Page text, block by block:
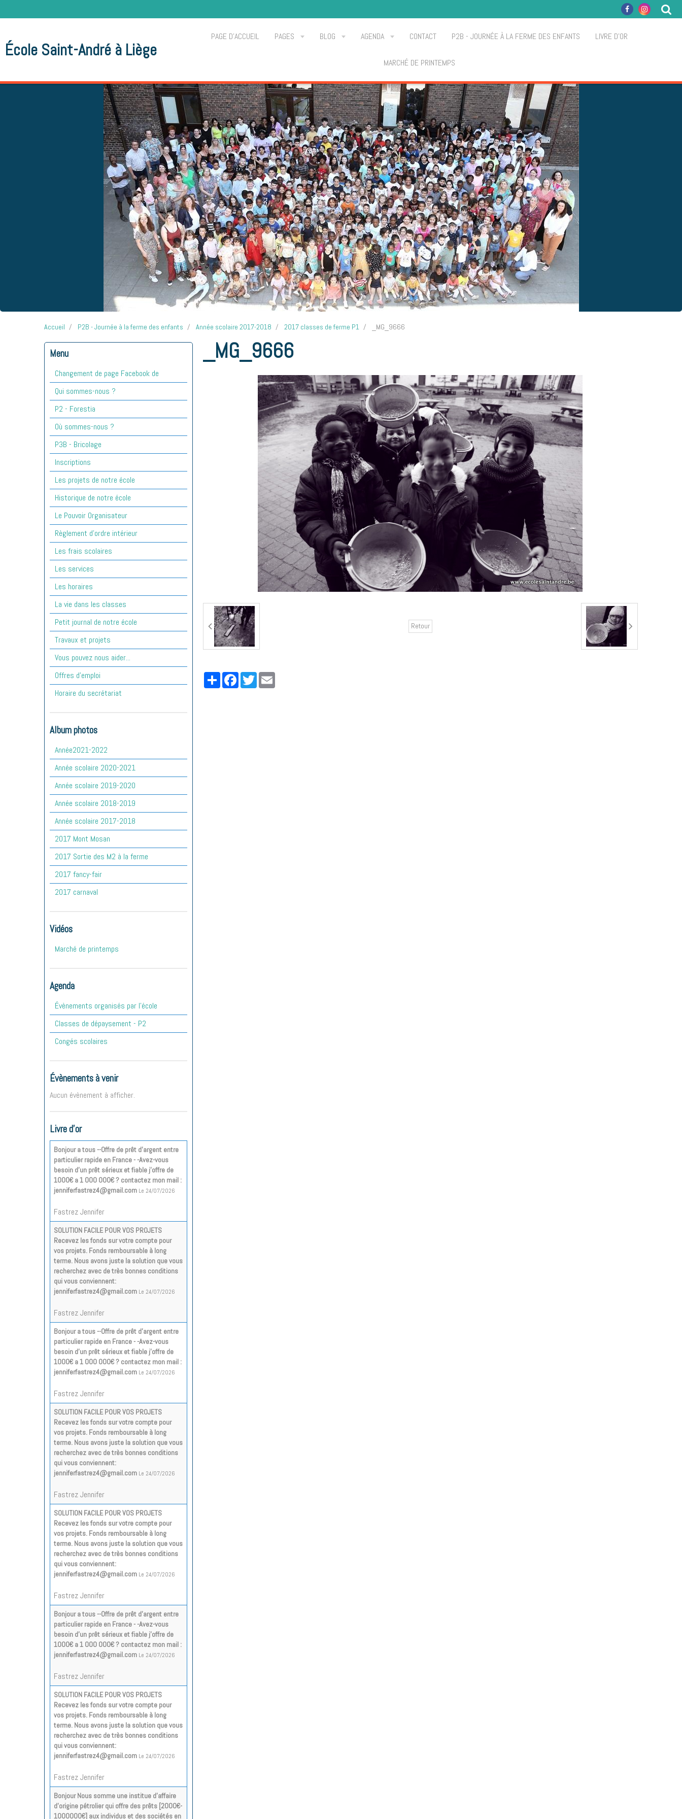
École Saint-André à Liège
PAGE D'ACCUEIL PAGES BLOG AGENDA CONTACT P2B - JOURNÉE À LA FERME DES ENFANTS LIVRE D'OR
MARCHÉ DE PRINTEMPS
Accueil P2B - Journée à la ferme des enfants Année scolaire 2017-2018 2017 classes de ferme P1 _MG_9666
_MG_9666
Retour
PartagerFacebook
TwitterEmail
Menu
Changement de page Facebook de
Qui sommes-nous ?
P2 - Forestia
Où sommes-nous ?
P3B - Bricolage
Inscriptions
Les projets de notre école
Historique de notre école
Le Pouvoir Organisateur
Règlement d'ordre intérieur
Les frais scolaires
Les services
Les horaires
La vie dans les classes
Petit journal de notre école
Travaux et projets
Vous pouvez nous aider...
Offres d'emploi
Horaire du secrétariat
Album photos
Année2021-2022
Année scolaire 2020-2021
Année scolaire 2019-2020
Année scolaire 2018-2019
Année scolaire 2017-2018
2017 Mont Mosan
2017 Sortie des M2 à la ferme
2017 fancy-fair
2017 carnaval
Vidéos
Marché de printemps
Agenda
Évènements organisés par l'école
Classes de dépaysement - P2
Congés scolaires
Évènements à venir
Aucun évènement à afficher.
Livre d'or
Bonjour a tous --Offre de prêt d'argent entre
particulier rapide en France - -Avez-vous
besoin d'un prêt sérieux et fiable j'offre de
1000€ a 1 000 000€ ? contactez mon mail :
jenniferfastrez4@gmail.com Le 24/07/2026
Fastrez Jennifer
SOLUTION FACILE POUR VOS PROJETS
Recevez les fonds sur votre compte pour
vos projets. Fonds remboursable à long
terme. Nous avons juste la solution que vous
recherchez avec de très bonnes conditions
qui vous conviennent:
jenniferfastrez4@gmail.com Le 24/07/2026
Fastrez Jennifer
Bonjour a tous --Offre de prêt d'argent entre
particulier rapide en France - -Avez-vous
besoin d'un prêt sérieux et fiable j'offre de
1000€ a 1 000 000€ ? contactez mon mail :
jenniferfastrez4@gmail.com Le 24/07/2026
Fastrez Jennifer
SOLUTION FACILE POUR VOS PROJETS
Recevez les fonds sur votre compte pour
vos projets. Fonds remboursable à long
terme. Nous avons juste la solution que vous
recherchez avec de très bonnes conditions
qui vous conviennent:
jenniferfastrez4@gmail.com Le 24/07/2026
Fastrez Jennifer
SOLUTION FACILE POUR VOS PROJETS
Recevez les fonds sur votre compte pour
vos projets. Fonds remboursable à long
terme. Nous avons juste la solution que vous
recherchez avec de très bonnes conditions
qui vous conviennent:
jenniferfastrez4@gmail.com Le 24/07/2026
Fastrez Jennifer
Bonjour a tous --Offre de prêt d'argent entre
particulier rapide en France - -Avez-vous
besoin d'un prêt sérieux et fiable j'offre de
1000€ a 1 000 000€ ? contactez mon mail :
jenniferfastrez4@gmail.com Le 24/07/2026
Fastrez Jennifer
SOLUTION FACILE POUR VOS PROJETS
Recevez les fonds sur votre compte pour
vos projets. Fonds remboursable à long
terme. Nous avons juste la solution que vous
recherchez avec de très bonnes conditions
qui vous conviennent:
jenniferfastrez4@gmail.com Le 24/07/2026
Fastrez Jennifer
Bonjour Nous somme une institue d’affaire
d’origine pétrolier qui offre des prêts [2000€-
1000000€] aux individus et des sociétés en